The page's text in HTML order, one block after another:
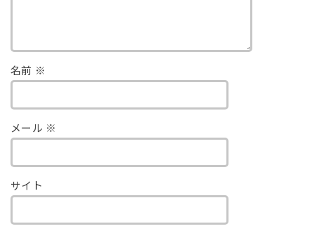
名前 ※
メール ※
サイト